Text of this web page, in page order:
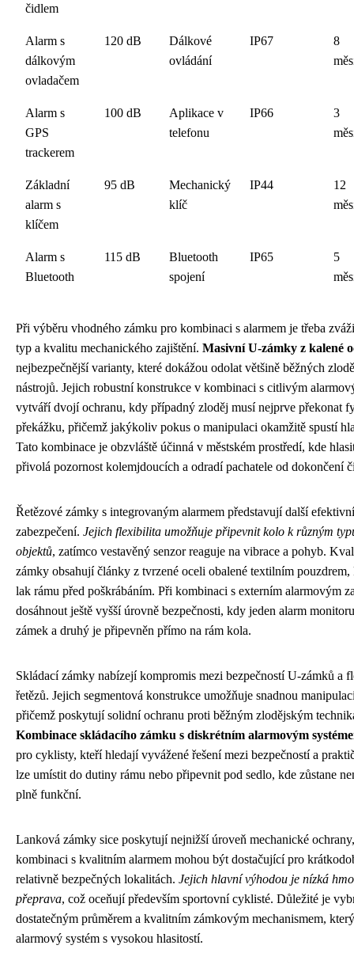
čidlem
Alarm s
dálkovým
ovladačem
120 dB
Dálkové
ovládání
IP67
8
Alarm s
GPS
trackerem
100 dB
Aplikace v
telefonu
IP66
3
Základní
alarm s
klíčem
95 dB
Mechanický
klíč
IP44
12
Alarm s
Bluetooth
115 dB
Bluetooth
spojení
IP65
5
Při výběru vhodného zámku pro kombinaci s alarmem je třeba
typ a kvalitu mechanického zajištění. Masivní U-zámky z kalené
nejbezpečnější varianty, které dokážou odolat většině běžných
nástrojů. Jejich robustní konstrukce v kombinaci s citlivým
vytváří dvojí ochranu, kdy případný zloděj musí nejprve překonat
překážku, přičemž jakýkoliv pokus o manipulaci okamžitě spustí
Tato kombinace je obzvláště účinná v městském prostředí, kde
přivolá pozornost kolemjdoucích a odradí pachatele od dokončení
Řetězové zámky s integrovaným alarmem představují další
zabezpečení. Jejich flexibilita umožňuje připevnit kolo k různým
objektů, zatímco vestavěný senzor reaguje na vibrace a pohyb.
zámky obsahují články z tvrzené oceli obalené textilním pouzdrem,
lak rámu před poškrábáním. Při kombinaci s externím alarmovým
dosáhnout ještě vyšší úrovně bezpečnosti, kdy jeden alarm
zámek a druhý je připevněn přímo na rám kola.
Skládací zámky nabízejí kompromis mezi bezpečností U-zámků a
řetězů. Jejich segmentová konstrukce umožňuje snadnou
přičemž poskytují solidní ochranu proti běžným zlodějským
Kombinace skládacího zámku s diskrétním alarmovým
pro cyklisty, kteří hledají vyvážené řešení mezi bezpečností a
lze umístit do dutiny rámu nebo připevnit pod sedlo, kde zůstane
plně funkční.
Lanková zámky sice poskytují nejnižší úroveň mechanické
kombinaci s kvalitním alarmem mohou být dostačující pro
relativně bezpečných lokalitách. Jejich hlavní výhodou je nízká
přeprava, což oceňují především sportovní cyklisté. Důležité je
dostatečným průměrem a kvalitním zámkovým mechanismem,
alarmový systém s vysokou hlasitostí.